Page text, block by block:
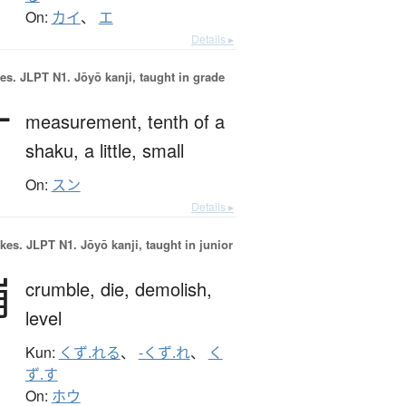
On: カイ、 エ
Details ▸
JLPT N1. Jōyō kanji, taught in grade
measurement, tenth of a
shaku, a little, small
On: スン
Details ▸
JLPT N1. Jōyō kanji, taught in junior
crumble, die, demolish,
level
Kun: くず.れる、 -くず.れ、
く
ず.す
On: ホウ